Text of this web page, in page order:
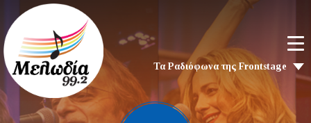
Τα Ραδιόφωνα της Frontstage